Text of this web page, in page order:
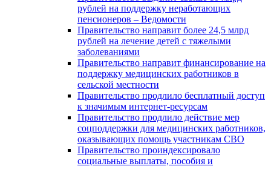
рублей на поддержку неработающих
пенсионеров – Ведомости
Правительство направит более 24,5 млрд
рублей на лечение детей с тяжелыми
заболеваниями
Правительство направит финансирование на
поддержку медицинских работников в
сельской местности
Правительство продлило бесплатный доступ
к значимым интернет-ресурсам
Правительство продлило действие мер
соцподдержки для медицинских работников,
оказывающих помощь участникам СВО
Правительство проиндексировало
социальные выплаты, пособия и